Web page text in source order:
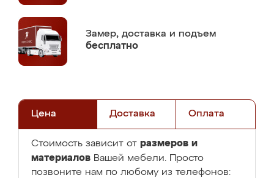
Замер, доставка и подъем
бесплатно
Цена Доставка Оплата
Стоимость зависит от размеров и
материалов Вашей мебели. Просто
позвоните нам по любому из телефонов: